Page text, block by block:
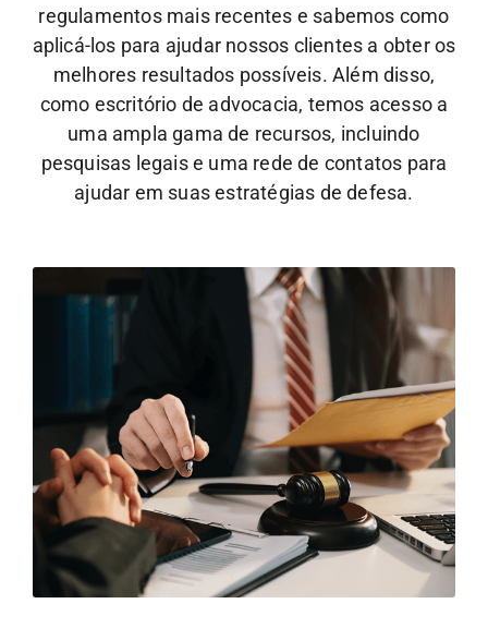
regulamentos mais recentes e sabemos como
aplicá-los para ajudar nossos clientes a obter os
melhores resultados possíveis. Além disso,
como escritório de advocacia, temos acesso a
uma ampla gama de recursos, incluindo
pesquisas legais e uma rede de contatos para
ajudar em suas estratégias de defesa.